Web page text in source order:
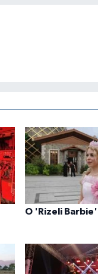
O 'Rizeli Barbie'